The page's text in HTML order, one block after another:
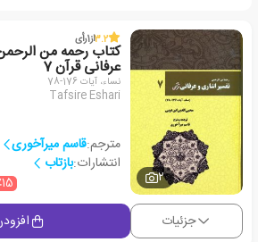
2
3.2از1رأی
کتاب رحمه من
عرفانی قرآن 7
نساء، آیات 176-78
Tafsire Eshari
مترجم:قاسم میرآخوری
انتشارات:بازتاب
جزئیات